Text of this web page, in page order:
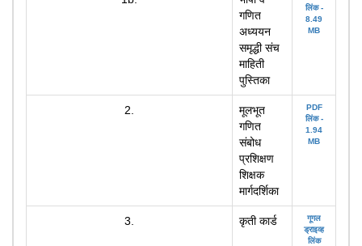
गणित
अध्ययन
समृद्धी संच
माहिती
पुस्तिका
लिंक -
8.49
MB
2.
मूलभूत
गणित
संबोध
प्रशिक्षण
शिक्षक
मार्गदर्शिका
PDF
लिंक -
1.94
MB
3. कृती कार्ड
गूगल
ड्राइव्ह
लिंक